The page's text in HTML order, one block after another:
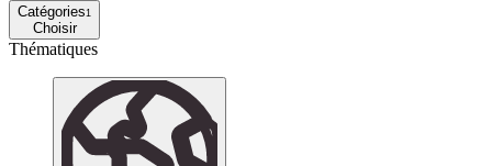
Catégories1
Choisir
Thématiques